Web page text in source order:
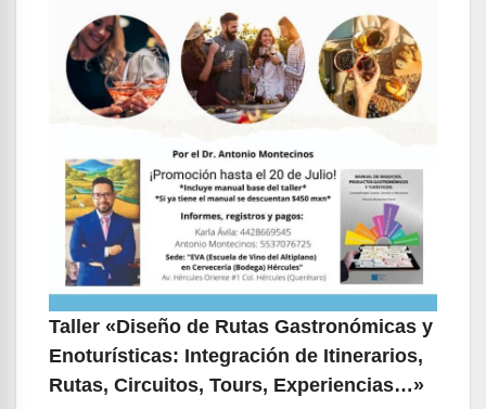
Taller «Diseño de Rutas Gastronómicas y
Enoturísticas: Integración de Itinerarios,
Rutas, Circuitos, Tours, Experiencias…»